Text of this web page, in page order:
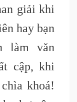
giải khi
hay bạn
làm văn
cập, khi
khoá!